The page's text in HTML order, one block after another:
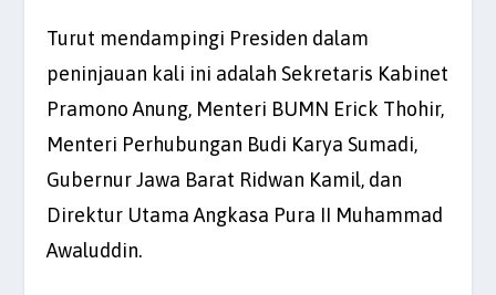
Turut mendampingi Presiden dalam
peninjauan kali ini adalah Sekretaris Kabinet
Pramono Anung, Menteri BUMN Erick Thohir,
Menteri Perhubungan Budi Karya Sumadi,
Gubernur Jawa Barat Ridwan Kamil, dan
Direktur Utama Angkasa Pura II Muhammad
Awaluddin.